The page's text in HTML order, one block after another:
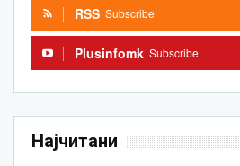
RSS Subscribe
Plusinfomk Subscribe
Најчитани